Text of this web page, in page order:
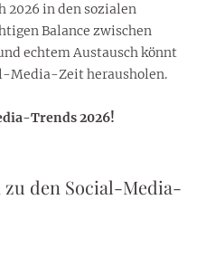
2026 in den sozialen
Balance zwischen
echtem Austausch könnt
Media-Zeit herausholen.
Trends 2026!
zu den Social-Media-